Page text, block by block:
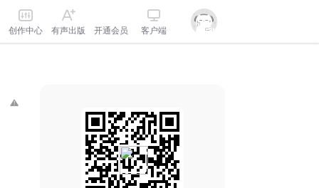
创作中心 有声出版 开通会员 客户端